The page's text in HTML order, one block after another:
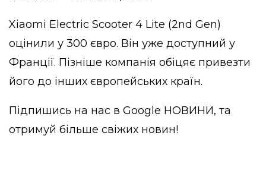
Xiaomi Electric Scooter 4 Lite (2nd Gen)
оцінили у 300 євро. Він уже доступний у
Франції. Пізніше компанія обіцяє привезти
його до інших європейських країн.
Підпишись на нас в Google НОВИНИ, та
отримуй більше свіжих новин!